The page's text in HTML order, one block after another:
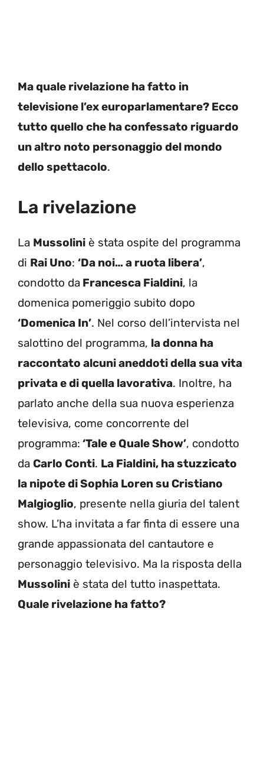
Ma quale rivelazione ha fatto in
televisione l’ex europarlamentare? Ecco
tutto quello che ha confessato riguardo
un altro noto personaggio del mondo
dello spettacolo.
La rivelazione
La Mussolini è stata ospite del programma
di Rai Uno: ‘Da noi… a ruota libera’,
condotto da Francesca Fialdini, la
domenica pomeriggio subito dopo
‘Domenica In’. Nel corso dell’intervista nel
salottino del programma, la donna ha
raccontato alcuni aneddoti della sua vita
privata e di quella lavorativa. Inoltre, ha
parlato anche della sua nuova esperienza
televisiva, come concorrente del
programma: ‘Tale e Quale Show’, condotto
da Carlo Conti. La Fialdini, ha stuzzicato
la nipote di Sophia Loren su Cristiano
Malgioglio, presente nella giuria del talent
show. L’ha invitata a far finta di essere una
grande appassionata del cantautore e
personaggio televisivo. Ma la risposta della
Mussolini è stata del tutto inaspettata.
Quale rivelazione ha fatto?